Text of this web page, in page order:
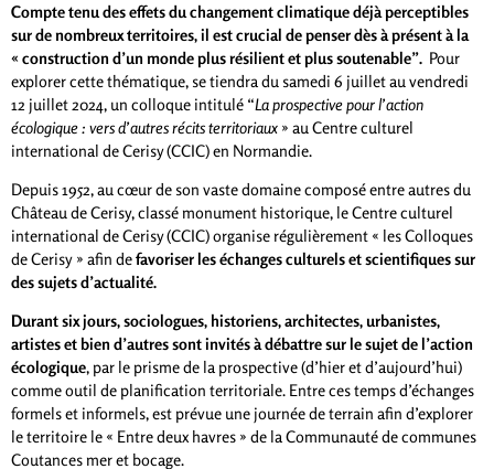
Compte tenu des effets du changement climatique déjà perceptibles
sur de nombreux territoires, il est crucial de penser dès à présent à la
« construction d’un monde plus résilient et plus soutenable”. Pour
explorer cette thématique, se tiendra du samedi 6 juillet au vendredi
12 juillet 2024, un colloque intitulé “Laprospective pour l’action
écologique : vers d’autres récits territoriaux » au Centre culturel
international de Cerisy (CCIC) en Normandie.
Depuis 1952, au cœur de son vaste domaine composé entre autres du
Château de Cerisy, classé monument historique, le Centre culturel
international de Cerisy (CCIC) organise régulièrement « les Colloques
de Cerisy » afin defavoriser les échanges culturels et scientifiques sur
des sujets d’actualité.
Durant six jours, sociologues, historiens, architectes, urbanistes,
artistes et bien d’autres sont invités à débattre sur le sujet de l’action
écologique, par le prisme de la prospective (d’hier et d’aujourd’hui)
comme outil de planification territoriale. Entre ces temps d’échanges
formels et informels, est prévue une journée de terrain afin d’explorer
le territoire le « Entre deux havres » de la Communauté de communes
Coutances mer et bocage.